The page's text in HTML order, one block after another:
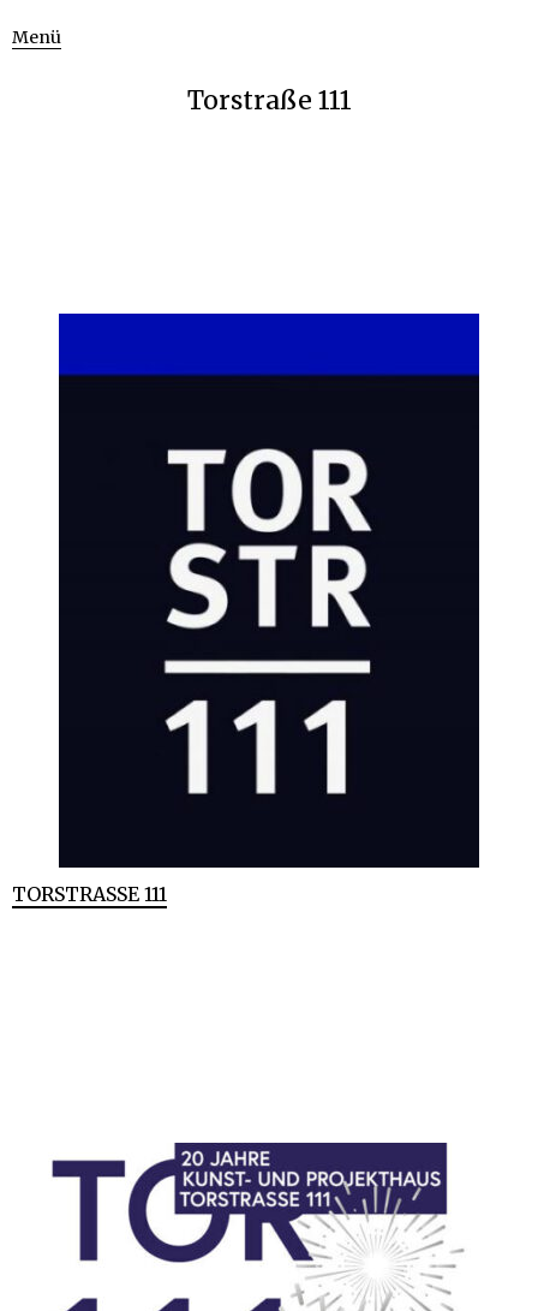
Menü
Torstraße 111
TORSTRASSE 111